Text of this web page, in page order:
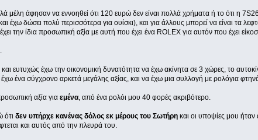
μέλη άφησαν να εννοηθεί ότι 120 ευρώ δεν είναι πολλά χρήματα ή το ότι η
έχω δώσει πολύ περισσότερα για ουίσκι), και για άλλους μπορεί να είναι τα
την ίδια προσωπική αξία με αυτή που έχει ένα ROLEX για αυτόν που έχει
ευτυχώς έχω την οικονομική δυνατότητα να έχω ακίνητα σε 3 χώρες, το
ένα σύγχρονο αρκετά μεγάλης αξίας, και να έχω μια συλλογή με ρολόγια
αξία για εμένα, από ένα ρολόι μου 40 φορές ακριβότερο.
ότι δεν υπήρχε κανένας δόλος εκ μέρους του Σωτήρηκαι οι υποψίες μου ήταν
και αυτός από την πλευρά του.